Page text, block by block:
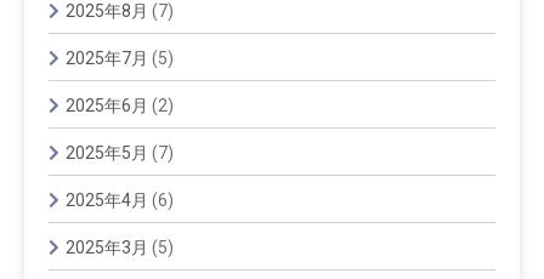
2025年8月 (7)
2025年7月 (5)
2025年6月 (2)
2025年5月 (7)
2025年4月 (6)
2025年3月 (5)